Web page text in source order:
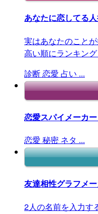
あなたに恋してる
実はあなたのこと
高い順にランキング
診断恋愛 占い ...
恋愛スパイメーカー
恋愛 秘密 ネタ ...
友達相性グラフメ
2人の名前を入力す